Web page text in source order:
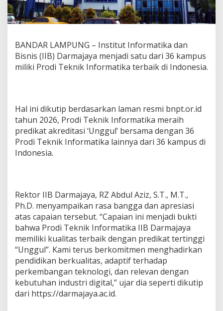
i
3
6
p
u
l
i
k
i
T
e
k
n
k
n
f
o
r
m
BANDAR LAMPUNG – Institut Informatika dan
Bisnis (IIB) Darmajaya menjadi satu dari 36 kampus
miliki Prodi Teknik Informatika terbaik di Indonesia.
Hal ini dikutip berdasarkan laman resmi bnpt.or.id
tahun 2026, Prodi Teknik Informatika meraih
predikat akreditasi ‘Unggul’ bersama dengan 36
Prodi Teknik Informatika lainnya dari 36 kampus di
Indonesia.
Rektor IIB Darmajaya, RZ Abdul Aziz, S.T., M.T.,
Ph.D. menyampaikan rasa bangga dan apresiasi
atas capaian tersebut. “Capaian ini menjadi bukti
bahwa Prodi Teknik Informatika IIB Darmajaya
memiliki kualitas terbaik dengan predikat tertinggi
“Unggul”. Kami terus berkomitmen menghadirkan
pendidikan berkualitas, adaptif terhadap
perkembangan teknologi, dan relevan dengan
kebutuhan industri digital,” ujar dia seperti dikutip
dari https://darmajaya.ac.id.